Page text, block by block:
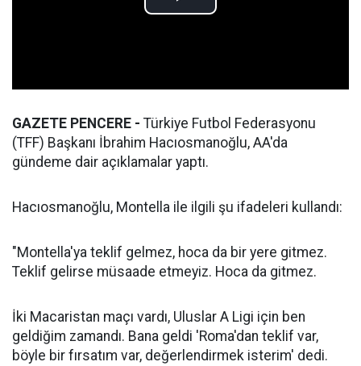
GAZETE PENCERE - Türkiye Futbol Federasyonu
(TFF) Başkanı İbrahim Hacıosmanoğlu, AA'da
gündeme dair açıklamalar yaptı.
Hacıosmanoğlu, Montella ile ilgili şu ifadeleri kullandı:
"Montella'ya teklif gelmez, hoca da bir yere gitmez.
Teklif gelirse müsaade etmeyiz. Hoca da gitmez.
İki Macaristan maçı vardı, Uluslar A Ligi için ben
geldiğim zamandı. Bana geldi 'Roma'dan teklif var,
böyle bir fırsatım var, değerlendirmek isterim' dedi.